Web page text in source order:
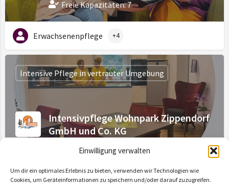
Einwilligung verwalten
Um dir ein optimales Erlebnis zu bieten, verwenden wir Technologien wie
Cookies, um Geräteinformationen zu speichern und/oder darauf zuzugreifen.
Freie Kapazitäten: 7
Erwachsenenpflege +4
Intensivpflege Wohnpark Zippendorf
GmbH und Co. KG
Freie Kapazitäten: 1
Intensive Pflege in vertrauter Umgebung
Doppelzimmer - männlich